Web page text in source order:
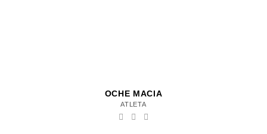
OCHE MACIA
ATLETA